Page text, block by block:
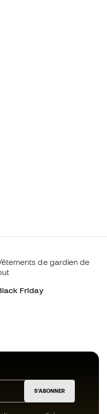
de gardien de
Friday
S'ABONNER